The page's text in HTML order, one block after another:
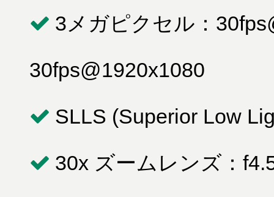
3メガピクセル：
30fps@1920x1080
SLLS (Superior Low
30x ズームレンズ：